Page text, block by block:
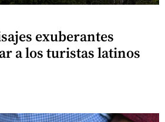
exuberantes
a los turistas latinos